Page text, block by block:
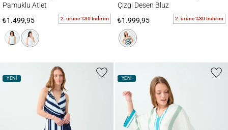
Pamuklu Atlet
₺1.499,95
2. ürüne %30 İndirim
Çizgi Desen Bluz
₺1.999,95
2. ürüne %30 İndirim
YENİ YENİ